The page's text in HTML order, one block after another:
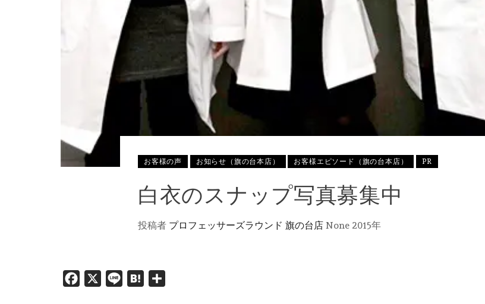
お客様の声 お知らせ（旗の台本店） お客様エピソード（旗の台本店） PR
白衣のスナップ写真募集中
投稿者 プロフェッサーズラウンド 旗の台店 None 2015年
Facebook
X Line Hatena